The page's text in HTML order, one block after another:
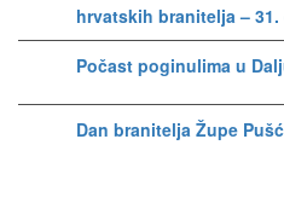
hrvatskih branitelja –
Počast poginulima u
Dan branitelja Župe